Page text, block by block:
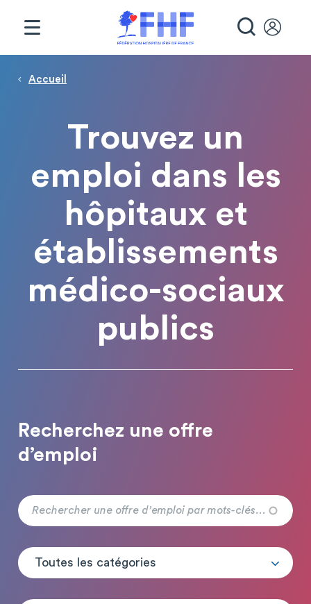
Page d'accueil
Fil d'Ariane
Accueil
Trouvez un
emploi dans les
hôpitaux et
établissements
médico-sociaux
publics
Recherchez une offre
d’emploi
Toutes les catégories
Panneau de gestion des cookies